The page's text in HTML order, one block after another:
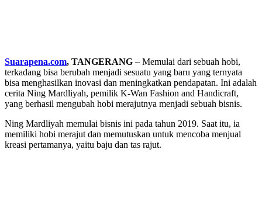
Suarapena.com, TANGERANG – Memulai dari sebuah hobi,
terkadang bisa berubah menjadi sesuatu yang baru yang ternyata
bisa menghasilkan inovasi dan meningkatkan pendapatan. Ini adalah
cerita Ning Mardliyah, pemilik K-Wan Fashion and Handicraft,
yang berhasil mengubah hobi merajutnya menjadi sebuah bisnis.
Ning Mardliyah memulai bisnis ini pada tahun 2019. Saat itu, ia
memiliki hobi merajut dan memutuskan untuk mencoba menjual
kreasi pertamanya, yaitu baju dan tas rajut.